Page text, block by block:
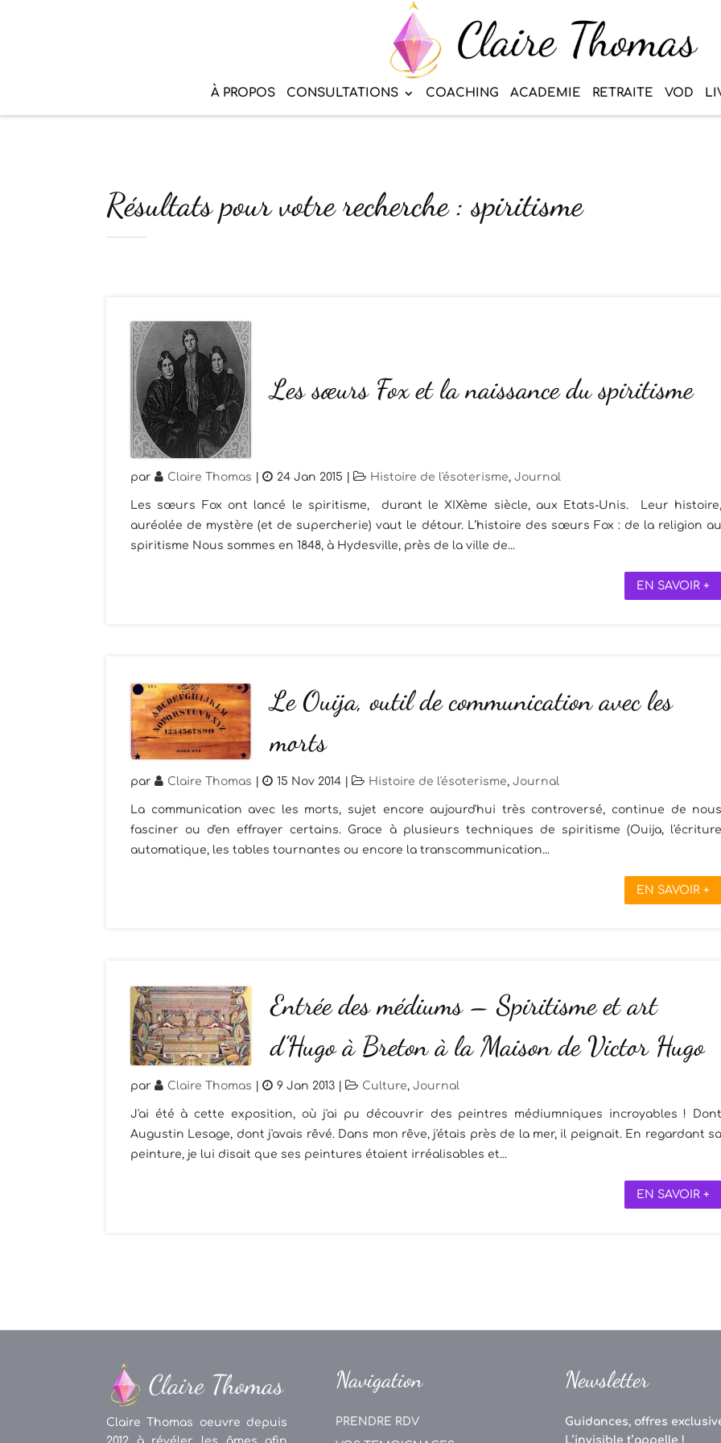
À PROPOS CONSULTATIONS COACHING ACADEMIE RETRAITE VOD
Résultats pour votre recherche : spiritisme
Les sœurs Fox et la naissance du spiritisme
par Claire Thomas 24 Jan 2015 Histoire de l'ésoterisme, Journal
Les sœurs Fox ont lancé le spiritisme, durant le XIXème siècle, aux Etats-Unis. Leur
auréolée de mystère (et de supercherie) vaut le détour. L’histoire des sœurs Fox : de la religion
spiritisme Nous sommes en 1848, à Hydesville, près de la ville de...
EN SAVOIR +
Le Ouija, outil de communication avec les
morts
par Claire Thomas 15 Nov 2014 Histoire de l'ésoterisme, Journal
La communication avec les morts, sujet encore aujourd'hui très controversé, continue de
fasciner ou d'en effrayer certains. Grace à plusieurs techniques de spiritisme (Ouija,
automatique, les tables tournantes ou encore la transcommunication...
EN SAVOIR +
Entrée des médiums – Spiritisme et art
d’Hugo à Breton à la Maison de Victor Hugo
par Claire Thomas 9 Jan 2013 Culture, Journal
J'ai été à cette exposition, où j'ai pu découvrir des peintres médiumniques incroyables !
Augustin Lesage, dont j'avais rêvé. Dans mon rêve, j'étais près de la mer, il peignait. En regardant
peinture, je lui disait que ses peintures étaient irréalisables et...
EN SAVOIR +
Claire Thomas oeuvre depuis
Navigation
PRENDRE RDV
Newsletter
Guidances, offres
L’invisible t’appelle !